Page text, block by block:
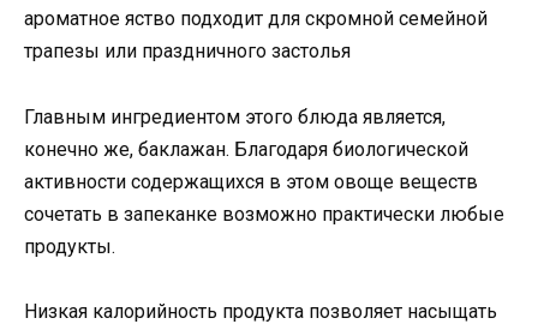
ароматное яство подходит для скромной семейной
трапезы или праздничного застолья
Главным ингредиентом этого блюда является,
конечно же, баклажан. Благодаря биологической
активности содержащихся в этом овоще веществ
сочетать в запеканке возможно практически любые
продукты.
Низкая калорийность продукта позволяет насыщать